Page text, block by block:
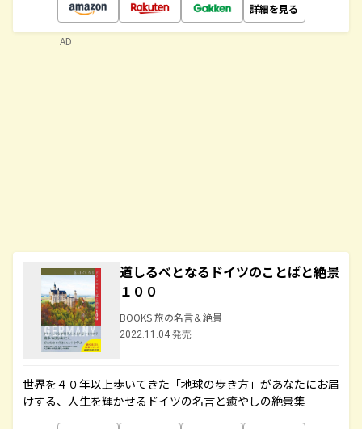
詳細を見る
道しるべとなるドイツのことばと絶景
１００
BOOKS 旅の名言＆絶景
2022.11.04 発売
世界を４０年以上歩いてきた「地球の歩き方」があなたにお届
けする、人生を輝かせるドイツの名言と癒やしの絶景集
AD